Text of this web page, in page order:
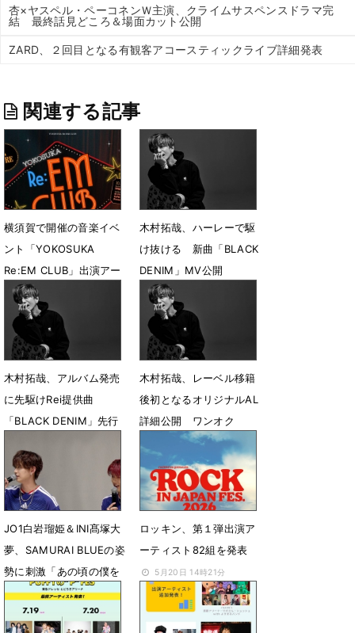
杏×ヤスペル・ペーコネンＷ主演、クライムサスペンスドラマ完
結 最終話見どころ＆場面カット公開
ZARD、２回目となる有観客アコースティックライブ詳細発表
関連する記事
横須賀で開催の音楽イベ
ント「YOKOSUKA
Re:EM CLUB」出演アー
ティスト発表
7月28日 17時05分
木村拓哉、ハーレーで駆
け抜ける 新曲「BLACK
DENIM」MV公開
7月23日 12時00分
木村拓哉、アルバム発売
に先駆けRei提供曲
「BLACK DENIM」先行
7月20日 22時57分
木村拓哉、レーベル移籍
後初となるオリジナルAL
詳細公開 ワンオク
Taka、奥田民生らが楽曲
提供
6月19日 23時05分
JO1白岩瑠姫＆INI髙塚大
夢、SAMURAI BLUEの姿
勢に刺激「あの頃の僕を
叱りたい」
6月1日 22時19分
ロッキン、第１弾出演ア
ーティスト82組を発表
5月20日 14時21分